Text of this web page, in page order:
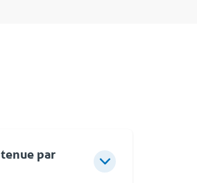
par